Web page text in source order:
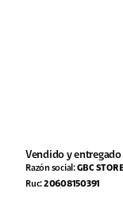
Vendido y
Razón social:GBC
Ruc:20608150391